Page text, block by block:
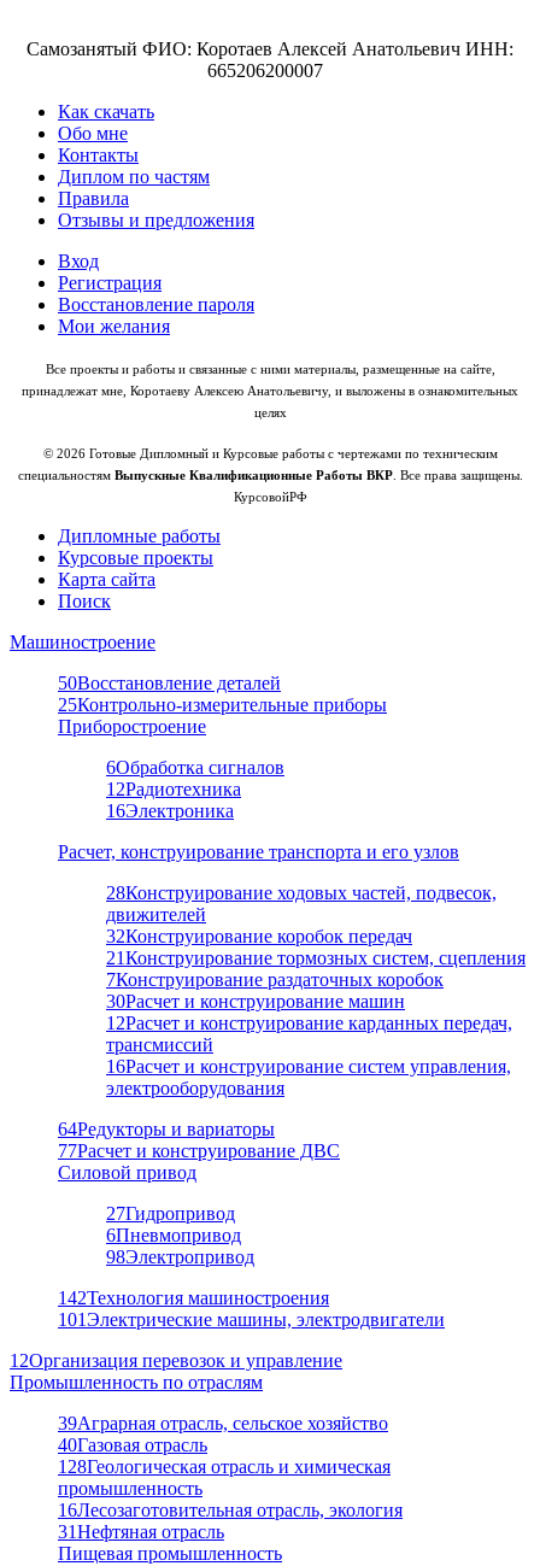
Самозанятый ФИО: Коротаев Алексей Анатольевич ИНН:
665206200007
Как скачать
Обо мне
Контакты
Диплом по частям
Правила
Отзывы и предложения
Вход
Регистрация
Восстановление пароля
Мои желания
Все проекты и работы и связанные с ними материалы, размещенные на сайте,
принадлежат мне, Коротаеву Алексею Анатольевичу, и выложены в ознакомительных
целях
© 2026 Готовые Дипломный и Курсовые работы с чертежами по техническим
специальностям Выпускные Квалификационные Работы ВКР. Все права защищены.
КурсовойРФ
Дипломные работы
Курсовые проекты
Карта сайта
Поиск
Машиностроение
50Восстановление деталей
25Контрольно-измерительные приборы
Приборостроение
6Обработка сигналов
12Радиотехника
16Электроника
Расчет, конструирование транспорта и его узлов
28Конструирование ходовых частей, подвесок,
движителей
32Конструирование коробок передач
21Конструирование тормозных систем, сцепления
7Конструирование раздаточных коробок
30Расчет и конструирование машин
12Расчет и конструирование карданных передач,
трансмиссий
16Расчет и конструирование систем управления,
электрооборудования
64Редукторы и вариаторы
77Расчет и конструирование ДВС
Силовой привод
27Гидропривод
6Пневмопривод
98Электропривод
142Технология машиностроения
101Электрические машины, электродвигатели
12Организация перевозок и управление
Промышленность по отраслям
39Аграрная отрасль, сельское хозяйство
40Газовая отрасль
128Геологическая отрасль и химическая
промышленность
16Лесозаготовительная отрасль, экология
31Нефтяная отрасль
Пищевая промышленность